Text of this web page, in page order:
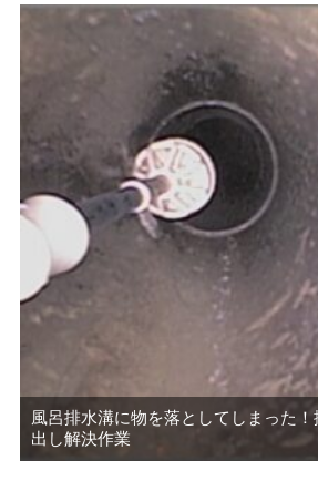
風呂排水溝に物を落としてしまった
出し解決作業